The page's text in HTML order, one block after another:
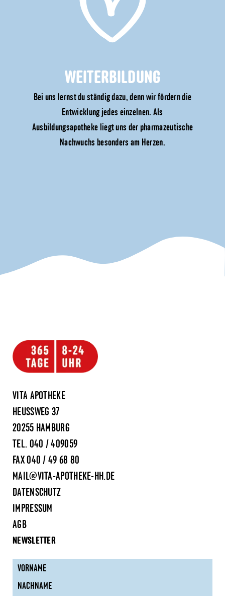
WEITERBILDUNG
Bei uns lernst du ständig dazu, denn wir fördern die
Entwicklung jedes einzelnen. Als
Ausbildungsapotheke liegt uns der pharmazeutische
Nachwuchs besonders am Herzen.
VITA APOTHEKE
HEUSSWEG 37
20255 HAMBURG
TEL. 040 / 409059
FAX 040 / 49 68 80
MAIL@VITA-APOTHEKE-HH.DE
DATENSCHUTZ
IMPRESSUM
AGB
NEWSLETTER